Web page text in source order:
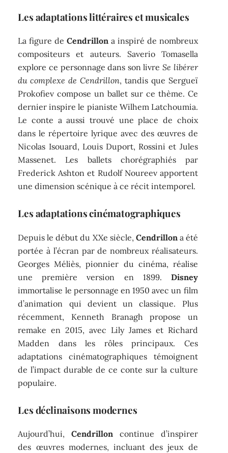
Les adaptations littéraires et musicales
La figure deCendrillon a inspiré de nombreux
compositeurs et auteurs. Saverio Tomasella
explore ce personnage dans son livreSe libérer
du complexe de Cendrillon, tandis que Sergueï
Prokofiev compose un ballet sur ce thème. Ce
dernier inspire le pianiste Wilhem Latchoumia.
Le conte a aussi trouvé une place de choix
dans le répertoire lyrique avec des œuvres de
Nicolas Isouard, Louis Duport, Rossini et Jules
Massenet. Les ballets chorégraphiés par
Frederick Ashton et Rudolf Noureev apportent
une dimension scénique à ce récit intemporel.
Les adaptations cinématographiques
Depuis le début du XXe siècle, Cendrillona été
portée à l’écran par de nombreux réalisateurs.
Georges Méliès, pionnier du cinéma, réalise
une première version en 1899. Disney
immortalise le personnage en 1950 avec un film
d’animation qui devient un classique. Plus
récemment, Kenneth Branagh propose un
remake en 2015, avec Lily James et Richard
Madden dans les rôles principaux. Ces
adaptations cinématographiques témoignent
de l’impact durable de ce conte sur la culture
populaire.
Les déclinaisons modernes
Aujourd’hui,Cendrillon continue d’inspirer
des œuvres modernes, incluant des jeux de